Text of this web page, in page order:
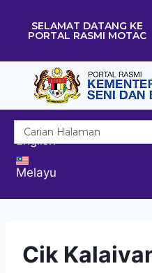
SELAMAT DATANG KE
PORTAL RASMI MOTAC
English
Melayu
Cik